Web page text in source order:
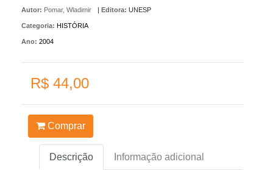
Autor: Pomar, Wladimir | Editora: UNESP
Categoria: HISTÓRIA
Ano: 2004
R$ 44,00
Comprar
Descrição Informação adicional